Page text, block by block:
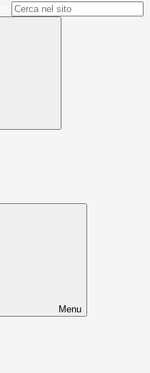
Menu